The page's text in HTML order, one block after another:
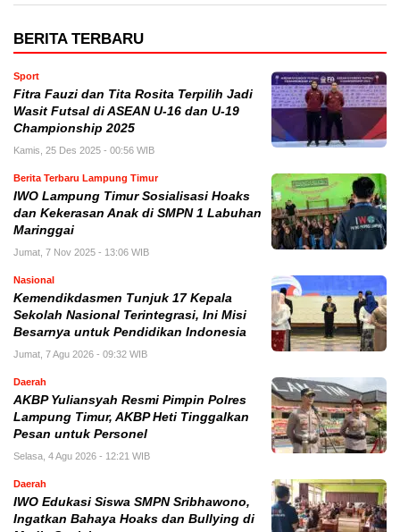
BERITA TERBARU
Sport
Fitra Fauzi dan Tita Rosita Terpilih Jadi
Wasit Futsal di ASEAN U-16 dan U-19
Championship 2025
Kamis, 25 Des 2025 - 00:56 WIB
Berita Terbaru Lampung Timur
IWO Lampung Timur Sosialisasi Hoaks
dan Kekerasan Anak di SMPN 1 Labuhan
Maringgai
Jumat, 7 Nov 2025 - 13:06 WIB
Nasional
Kemendikdasmen Tunjuk 17 Kepala
Sekolah Nasional Terintegrasi, Ini Misi
Besarnya untuk Pendidikan Indonesia
Jumat, 7 Agu 2026 - 09:32 WIB
Daerah
AKBP Yuliansyah Resmi Pimpin Polres
Lampung Timur, AKBP Heti Tinggalkan
Pesan untuk Personel
Selasa, 4 Agu 2026 - 12:21 WIB
Daerah
IWO Edukasi Siswa SMPN Sribhawono,
Ingatkan Bahaya Hoaks dan Bullying di